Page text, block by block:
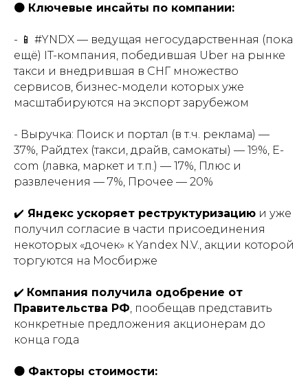
🟠 Ключевые инсайты по компании:
- 📱 #YNDX — ведущая негосударственная (пока
ещё) IT-компания, победившая Uber на рынке
такси и внедрившая в СНГ множество
сервисов, бизнес-модели которых уже
масштабируются на экспорт зарубежом
- Выручка: Поиск и портал (в т.ч. реклама) —
37%, Райдтех (такси, драйв, самокаты) — 19%, E-
com (лавка, маркет и т.п.) — 17%, Плюс и
развлечения — 7%, Прочее — 20%
✔️ Яндекс ускоряет реструктуризацию и уже
получил согласие в части присоединения
некоторых «дочек» к Yandex N.V., акции которой
торгуются на Мосбирже
✔️ Компания получила одобрение от
Правительства РФ , пообещав представить
конкретные предложения акционерам до
конца года
🟠 Факторы стоимости: